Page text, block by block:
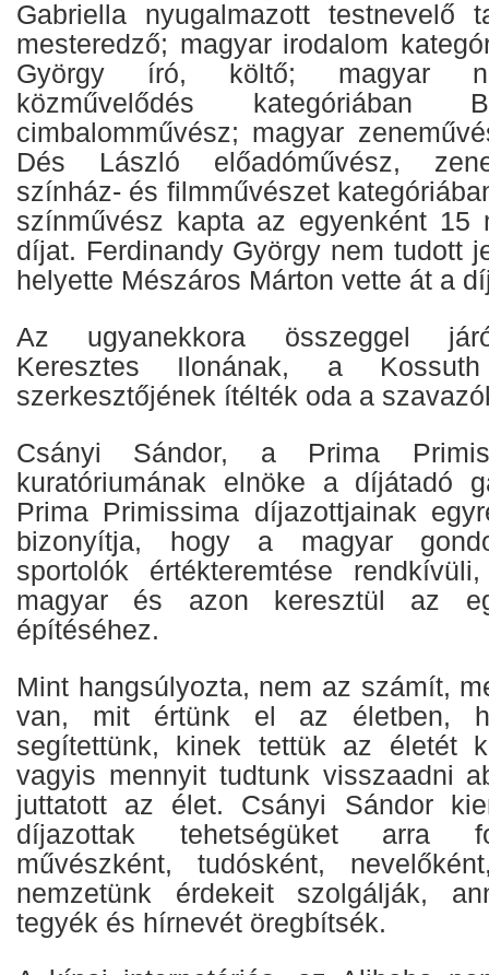
Gabriella nyugalmazott testnevelő
mesteredző; magyar irodalom
György író, költő; magyar
közművelődés kategóriában
cimbalomművész; magyar
Dés László előadóművész,
színház- és filmművészet
színművész kapta az egyenként 15
díjat. Ferdinandy György nem tudott
helyette Mészáros Márton vette át a
Az ugyanekkora összeggel
Keresztes Ilonának, a
szerkesztőjének ítélték oda a
Csányi Sándor, a Prima
kuratóriumának elnöke a díjátadó
Prima Primissima díjazottjainak
bizonyítja, hogy a magyar
sportolók értékteremtése
magyar és azon keresztül az
építéséhez.
Mint hangsúlyozta, nem az számít,
van, mit értünk el az életben,
segítettünk, kinek tettük az életét
vagyis mennyit tudtunk visszaadni
juttatott az élet. Csányi Sándor
díjazottak tehetségüket arra
művészként, tudósként,
nemzetünk érdekeit szolgálják,
tegyék és hírnevét öregbítsék.